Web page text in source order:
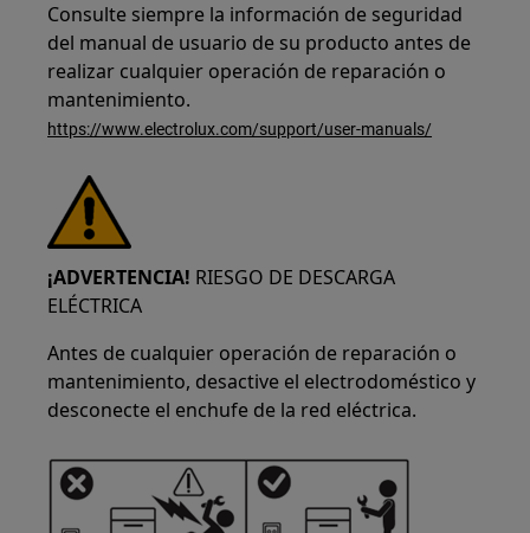
Consulte siempre la información de seguridad
del manual de usuario de su producto antes de
realizar cualquier operación de reparación o
mantenimiento.
https://www.electrolux.com/support/user-manuals/
¡ADVERTENCIA! RIESGO DE DESCARGA
ELÉCTRICA
Antes de cualquier operación de reparación o
mantenimiento, desactive el electrodoméstico y
desconecte el enchufe de la red eléctrica.